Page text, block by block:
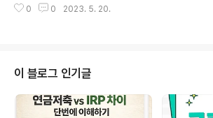
원 프로그램입니다. 국민기초생활보장법 시행령 개정에 따
위해 연수 프로그램 부터 현지 기업 연결, 정착 지원까지 지
시작해야 할지 모르겠다 하시는 분들 그리고 막상 타지에
가자니 두려움이 앞서는 청년들을 위해 K-MOVE 멘토링
프로그램에 대해서 누 알정이 조사해 왔습니다. K-MOVE
멘토링 ? 현재는 국가적 재단이라고 불리는 취업난, 다양한
0 0 2023. 5. 20.
이 블로그 인기글